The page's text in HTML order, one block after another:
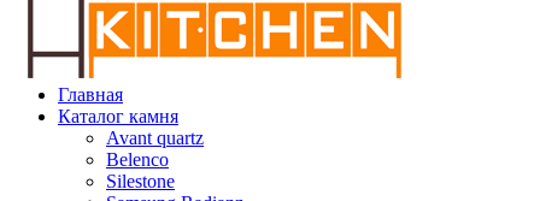
Главная
Каталог камня
Avant quartz
Belenco
Silestone